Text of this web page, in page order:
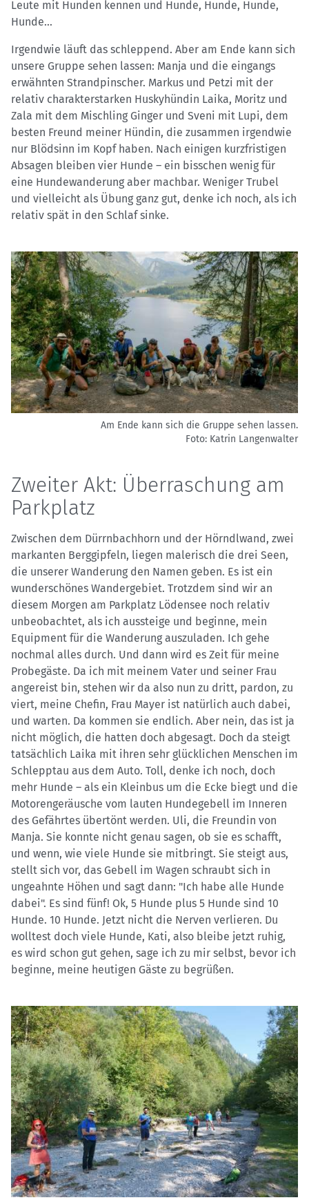
Leute mit Hunden kennen und Hunde, Hunde, Hunde,
Hunde...
Irgendwie läuft das schleppend. Aber am Ende kann sich
unsere Gruppe sehen lassen: Manja und die eingangs
erwähnten Strandpinscher. Markus und Petzi mit der
relativ charakterstarken Huskyhündin Laika, Moritz und
Zala mit dem Mischling Ginger und Sveni mit Lupi, dem
besten Freund meiner Hündin, die zusammen irgendwie
nur Blödsinn im Kopf haben. Nach einigen kurzfristigen
Absagen bleiben vier Hunde – ein bisschen wenig für
eine Hundewanderung aber machbar. Weniger Trubel
und vielleicht als Übung ganz gut, denke ich noch, als ich
relativ spät in den Schlaf sinke.
Am Ende kann sich die Gruppe sehen lassen.
Foto: Katrin Langenwalter
Zweiter Akt: Überraschung am
Parkplatz
Zwischen dem Dürrnbachhorn und der Hörndlwand, zwei
markanten Berggipfeln, liegen malerisch die drei Seen,
die unserer Wanderung den Namen geben. Es ist ein
wunderschönes Wandergebiet. Trotzdem sind wir an
diesem Morgen am Parkplatz Lödensee noch relativ
unbeobachtet, als ich aussteige und beginne, mein
Equipment für die Wanderung auszuladen. Ich gehe
nochmal alles durch. Und dann wird es Zeit für meine
Probegäste. Da ich mit meinem Vater und seiner Frau
angereist bin, stehen wir da also nun zu dritt, pardon, zu
viert, meine Chefin, Frau Mayer ist natürlich auch dabei,
und warten. Da kommen sie endlich. Aber nein, das ist ja
nicht möglich, die hatten doch abgesagt. Doch da steigt
tatsächlich Laika mit ihren sehr glücklichen Menschen im
Schlepptau aus dem Auto. Toll, denke ich noch, doch
mehr Hunde – als ein Kleinbus um die Ecke biegt und die
Motorengeräusche vom lauten Hundegebell im Inneren
des Gefährtes übertönt werden. Uli, die Freundin von
Manja. Sie konnte nicht genau sagen, ob sie es schafft,
und wenn, wie viele Hunde sie mitbringt. Sie steigt aus,
stellt sich vor, das Gebell im Wagen schraubt sich in
ungeahnte Höhen und sagt dann: "Ich habe alle Hunde
dabei". Es sind fünf! Ok, 5 Hunde plus 5 Hunde sind 10
Hunde. 10 Hunde. Jetzt nicht die Nerven verlieren. Du
wolltest doch viele Hunde, Kati, also bleibe jetzt ruhig,
es wird schon gut gehen, sage ich zu mir selbst, bevor ich
beginne, meine heutigen Gäste zu begrüßen.